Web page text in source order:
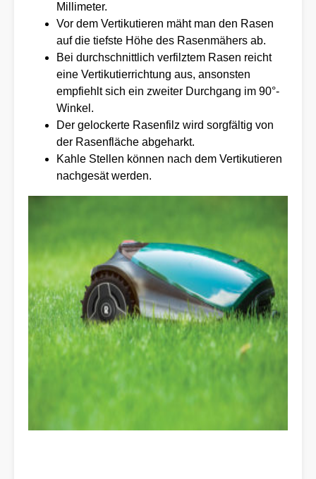
Millimeter.
Vor dem Vertikutieren mäht man den Rasen
auf die tiefste Höhe des Rasenmähers ab.
Bei durchschnittlich verfilztem Rasen reicht
eine Vertikutierrichtung aus, ansonsten
empfiehlt sich ein zweiter Durchgang im 90°-
Winkel.
Der gelockerte Rasenfilz wird sorgfältig von
der Rasenfläche abgeharkt.
Kahle Stellen können nach dem Vertikutieren
nachgesät werden.